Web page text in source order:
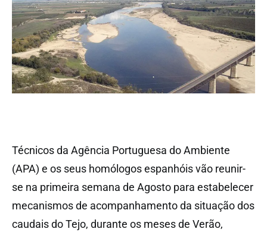
Técnicos da Agência Portuguesa do Ambiente
(APA) e os seus homólogos espanhóis vão reunir-
se na primeira semana de Agosto para estabelecer
mecanismos de acompanhamento da situação dos
caudais do Tejo, durante os meses de Verão,